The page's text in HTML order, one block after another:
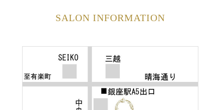
SALON INFORMATION